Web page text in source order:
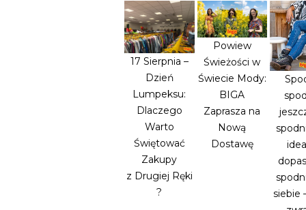
17 Sierpnia –
Dzień
Lumpeksu:
Dlaczego
Warto
Świętować
Zakupy
z Drugiej Ręki
?
Powiew
Świeżości w
Świecie Mody:
BIGA
Zaprasza na
Nową
Dostawę
siebie